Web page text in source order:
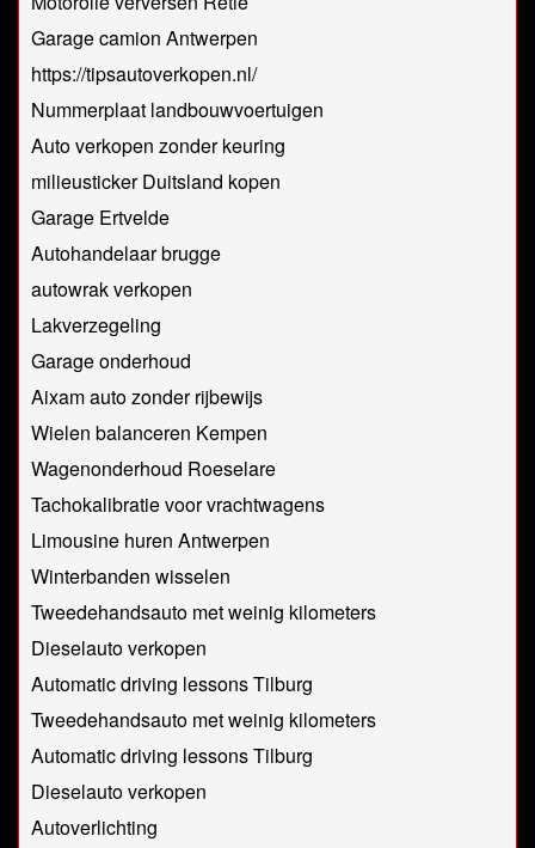
Garage camion Antwerpen
https://tipsautoverkopen.nl/
Nummerplaat landbouwvoertuigen
Auto verkopen zonder keuring
milieusticker Duitsland kopen
Garage Ertvelde
Autohandelaar brugge
autowrak verkopen
Lakverzegeling
Garage onderhoud
Aixam auto zonder rijbewijs
Wielen balanceren Kempen
Wagenonderhoud Roeselare
Tachokalibratie voor vrachtwagens
Limousine huren Antwerpen
Winterbanden wisselen
Tweedehandsauto met weinig kilometers
Dieselauto verkopen
Automatic driving lessons Tilburg
Tweedehandsauto met weinig kilometers
Automatic driving lessons Tilburg
Dieselauto verkopen
Autoverlichting